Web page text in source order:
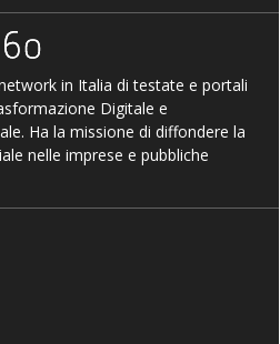
in Italia di testate e portali
Digitale e
Ha la missione di diffondere la
nelle imprese e pubbliche